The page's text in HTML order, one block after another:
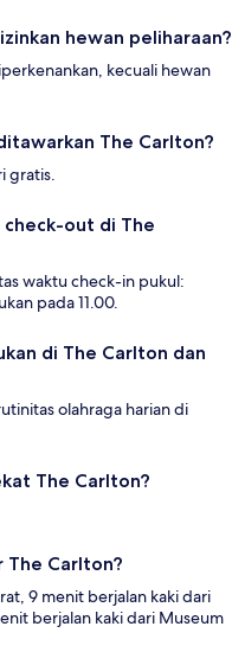
hewan peliharaan?
kecuali hewan
The Carlton?
gratis.
check-out di The
waktu check-in pukul:
pada 11.00.
di The Carlton dan
olahraga harian di
The Carlton?
The Carlton?
9 menit berjalan kaki dari
berjalan kaki dari Museum